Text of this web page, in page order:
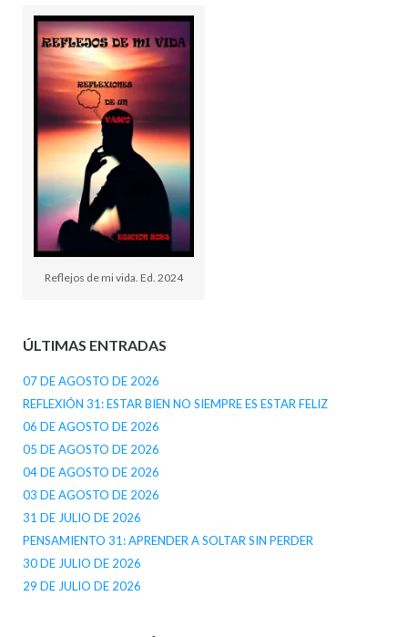
Reflejos de mi vida. Ed. 2024
ÚLTIMAS ENTRADAS
07 DE AGOSTO DE 2026
REFLEXIÓN 31: ESTAR BIEN NO SIEMPRE ES ESTAR FELIZ
06 DE AGOSTO DE 2026
05 DE AGOSTO DE 2026
04 DE AGOSTO DE 2026
03 DE AGOSTO DE 2026
31 DE JULIO DE 2026
PENSAMIENTO 31: APRENDER A SOLTAR SIN PERDER
30 DE JULIO DE 2026
29 DE JULIO DE 2026